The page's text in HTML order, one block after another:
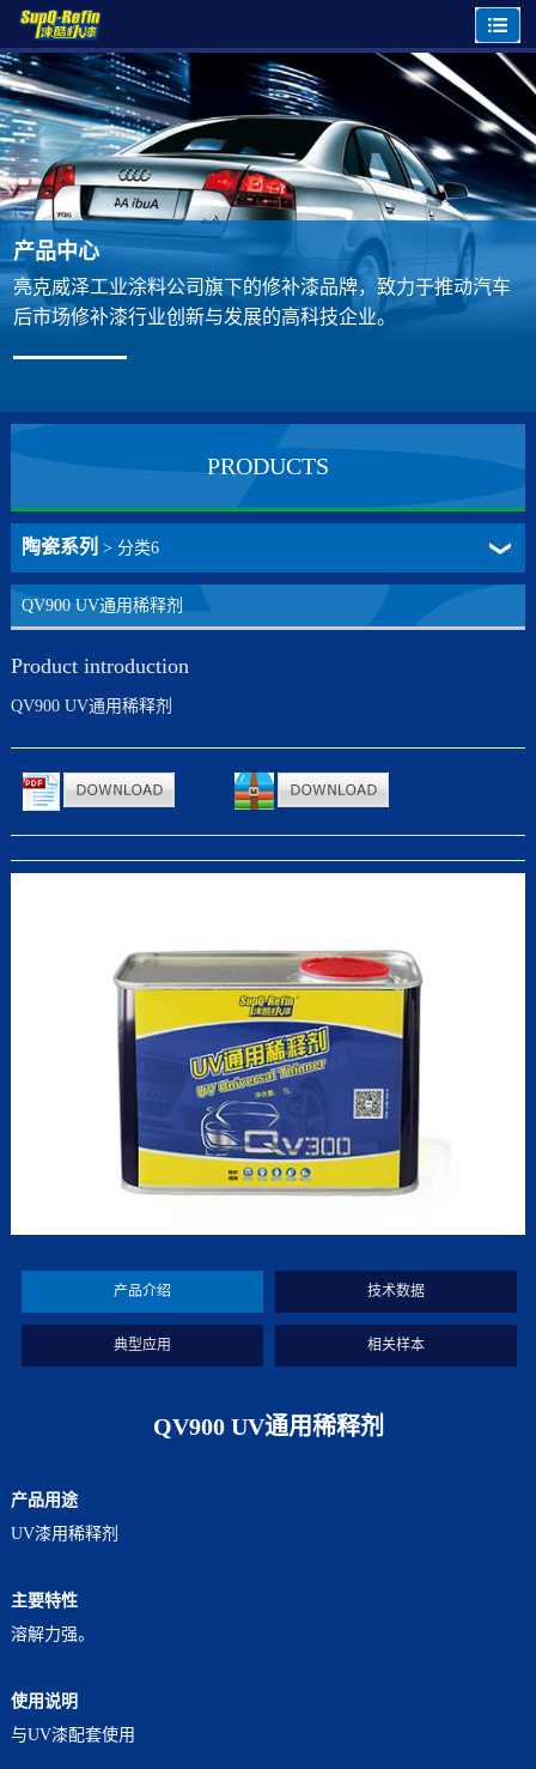
产品中心
亮克威泽工业涂料公司旗下的修补漆品牌，致力于推动汽车
后市场修补漆行业创新与发展的高科技企业。
PRODUCTS
陶瓷系列 > 分类6
QV900 UV通用稀释剂
Product introduction
QV900 UV通用稀释剂
产品介绍 技术数据
典型应用 相关样本
QV900 UV通用稀释剂
产品用途
UV漆用稀释剂
主要特性
溶解力强。
使用说明
与UV漆配套使用